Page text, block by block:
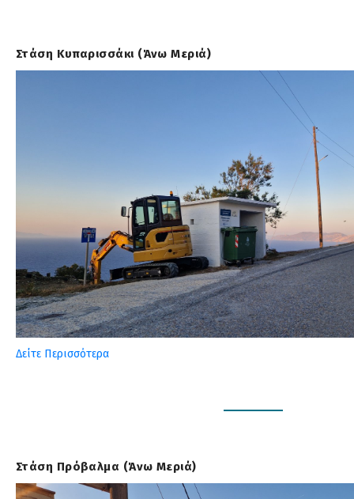
Στάση Κυπαρισσάκι (Άνω Μεριά)
Δείτε Περισσότερα
Στάση Πρόβαλμα (Άνω Μεριά)